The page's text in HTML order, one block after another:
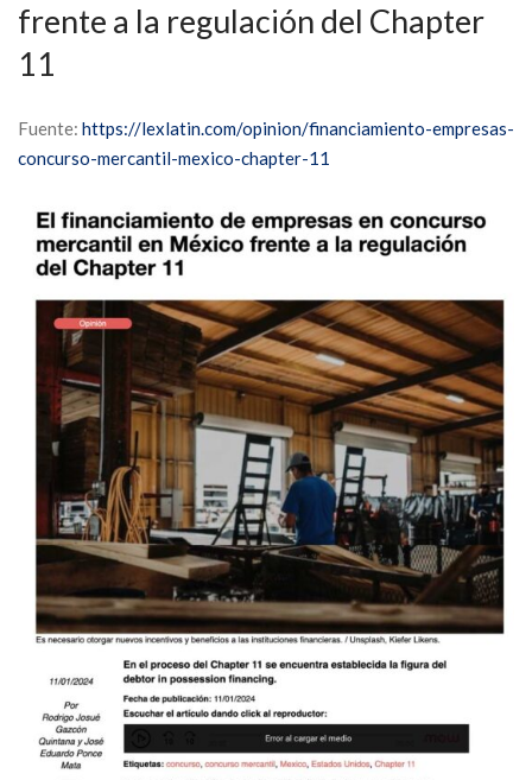
frente a la regulación del Chapter
11
Fuente: https://lexlatin.com/opinion/financiamiento-empresas-
concurso-mercantil-mexico-chapter-11